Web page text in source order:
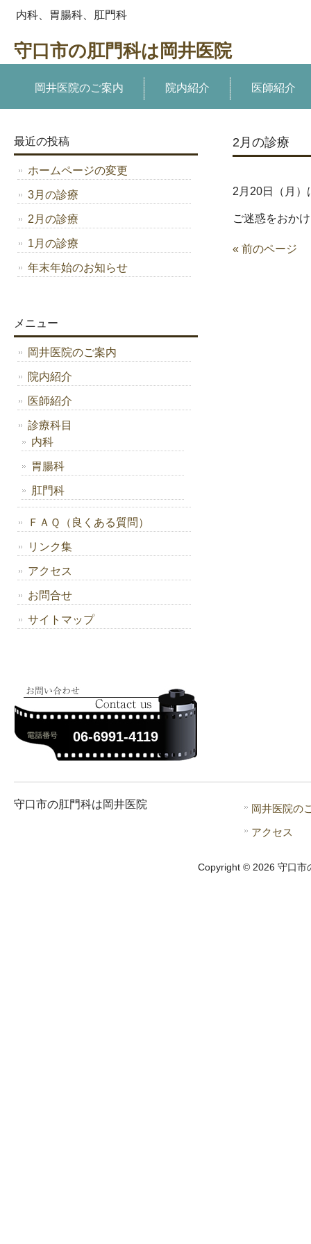
内科、胃腸科、肛門科
守口市の肛門科は岡井医院
岡井医院のご案内 院内紹介 医師紹介
2月の診療
2月20日（月）
ご迷惑をおか
« 前のページ
最近の投稿
ホームページの変更
3月の診療
2月の診療
1月の診療
年末年始のお知らせ
メニュー
岡井医院のご案内
院内紹介
医師紹介
診療科目
内科
胃腸科
肛門科
ＦＡＱ（良くある質問）
リンク集
アクセス
お問合せ
サイトマップ
06-6991-4119
守口市の肛門科は岡井医院
岡井医院の
アクセス
Copyright © 2026 守口市